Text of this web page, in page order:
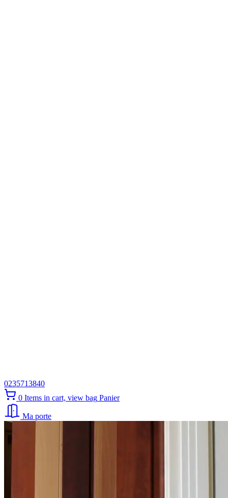
0235713840
0 Items in cart, view bag Panier
Ma porte